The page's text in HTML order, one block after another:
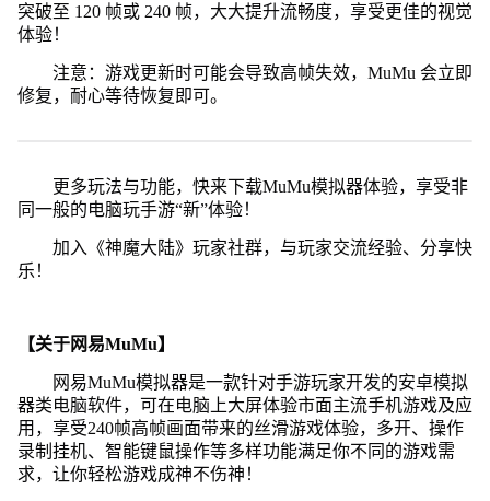
突破至 120 帧或 240 帧，大大提升流畅度，享受更佳的视觉
体验！
注意：游戏更新时可能会导致高帧失效，MuMu 会立即
修复，耐心等待恢复即可。
更多玩法与功能，快来下载MuMu模拟器体验，享受非
同一般的电脑玩手游“新”体验！
加入《神魔大陆》玩家社群，与玩家交流经验、分享快
乐！
【关于网易MuMu】
网易MuMu模拟器是一款针对手游玩家开发的安卓模拟
器类电脑软件，可在电脑上大屏体验市面主流手机游戏及应
用，享受240帧高帧画面带来的丝滑游戏体验，多开、操作
录制挂机、智能键鼠操作等多样功能满足你不同的游戏需
求，让你轻松游戏成神不伤神！